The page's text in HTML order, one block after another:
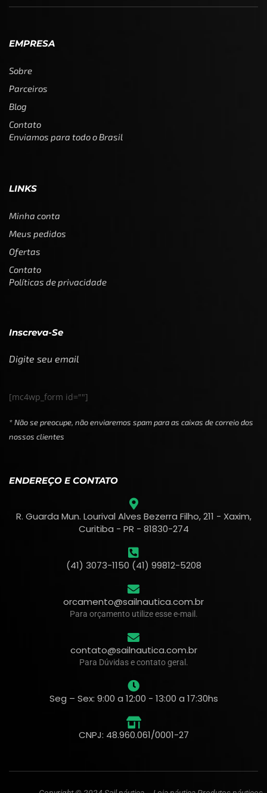
EMPRESA
Sobre
Parceiros
Blog
Contato
Enviamos para todo o Brasil
LINKS
Minha conta
Meus pedidos
Ofertas
Contato
Políticas de privacidade
Inscreva-Se
Digite seu email
[mc4wp_form id=""]
* Não se preocupe, não enviaremos spam para as caixas de correio dos
nossos clientes
ENDEREÇO E CONTATO
R. Guarda Mun. Lourival Alves Bezerra Filho, 211 - Xaxim,
Curitiba - PR - 81830-274
(41) 3073-1150 (41) 99812-5208
orcamento@sailnautica.com.br
Para orçamento utilize esse e-mail.
contato@sailnautica.com.br
Para Dúvidas e contato geral.
Seg – Sex: 9:00 a 12:00 - 13:00 a 17:30hs
CNPJ: 48.960.061/0001-27